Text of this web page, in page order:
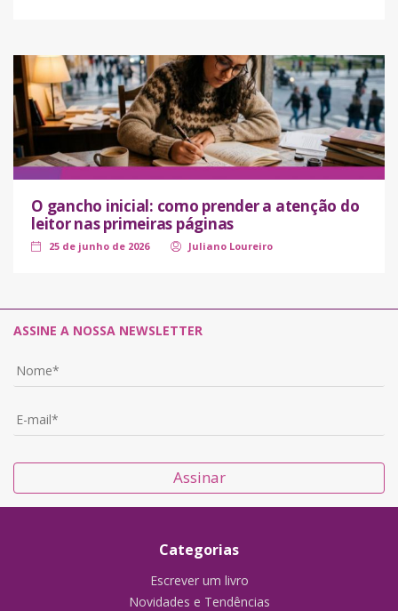
O gancho inicial: como prender a atenção do
leitor nas primeiras páginas
25 de junho de 2026 Juliano Loureiro
ASSINE A NOSSA NEWSLETTER
Assinar
Categorias
Escrever um livro
Novidades e Tendências